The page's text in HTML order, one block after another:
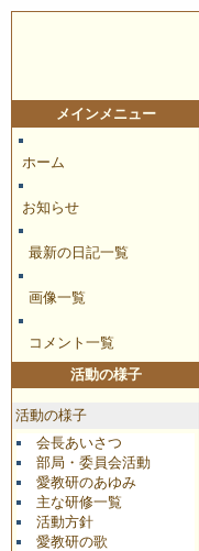
メインメニュー
ホーム
お知らせ
最新の日記一覧
画像一覧
コメント一覧
活動の様子
活動の様子
会長あいさつ
部局・委員会活動
愛教研のあゆみ
主な研修一覧
活動方針
愛教研の歌